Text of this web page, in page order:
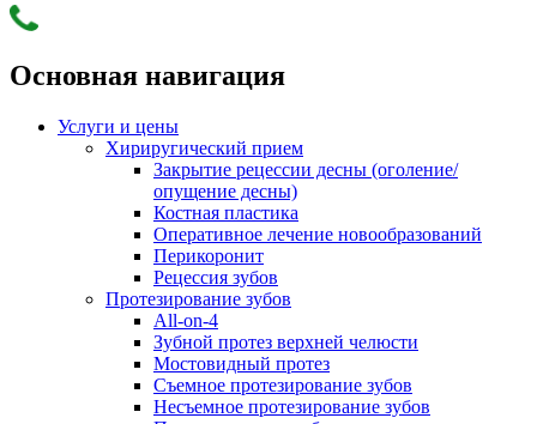
Основная навигация
Услуги и цены
Хириругический прием
Закрытие рецессии десны (оголение/
опущение десны)
Костная пластика
Оперативное лечение новообразований
Перикоронит
Рецессия зубов
Протезирование зубов
All-on-4
Зубной протез верхней челюсти
Мостовидный протез
Съемное протезирование зубов
Несъемное протезирование зубов